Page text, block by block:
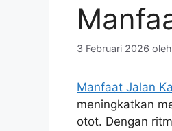
3 Februari 2026 oleh
Manfaat Jalan
meningkatkan
otot. Dengan